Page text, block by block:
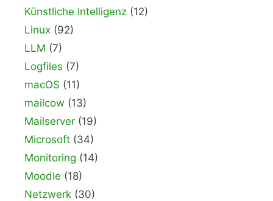
Künstliche Intelligenz (12)
Linux (92)
LLM (7)
Logfiles (7)
macOS (11)
mailcow (13)
Mailserver (19)
Microsoft (34)
Monitoring (14)
Moodle (18)
Netzwerk (30)